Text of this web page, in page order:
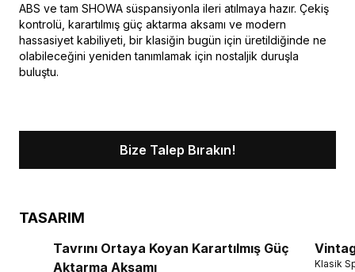
ABS ve tam SHOWA süspansiyonla ileri atılmaya hazır. Çekiş
kontrolü, karartılmış güç aktarma aksamı ve modern
hassasiyet kabiliyeti, bir klasiğin bugün için üretildiğinde ne
olabileceğini yeniden tanımlamak için nostaljik duruşla
buluştu.
Bize Talep Bırakın!
TASARIM
Tavrını Ortaya Koyan Karartılmış Güç
Aktarma Aksamı
Klasik